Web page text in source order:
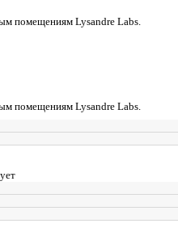
помещениям Lysandre Labs.
помещениям Lysandre Labs.